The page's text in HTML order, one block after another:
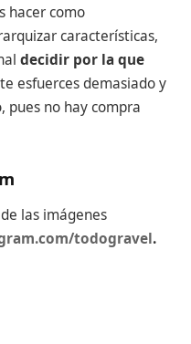
hacer como
características,
decidir por la que
esfuerces demasiado y
pues no hay compra
las imágenes
todogravel.